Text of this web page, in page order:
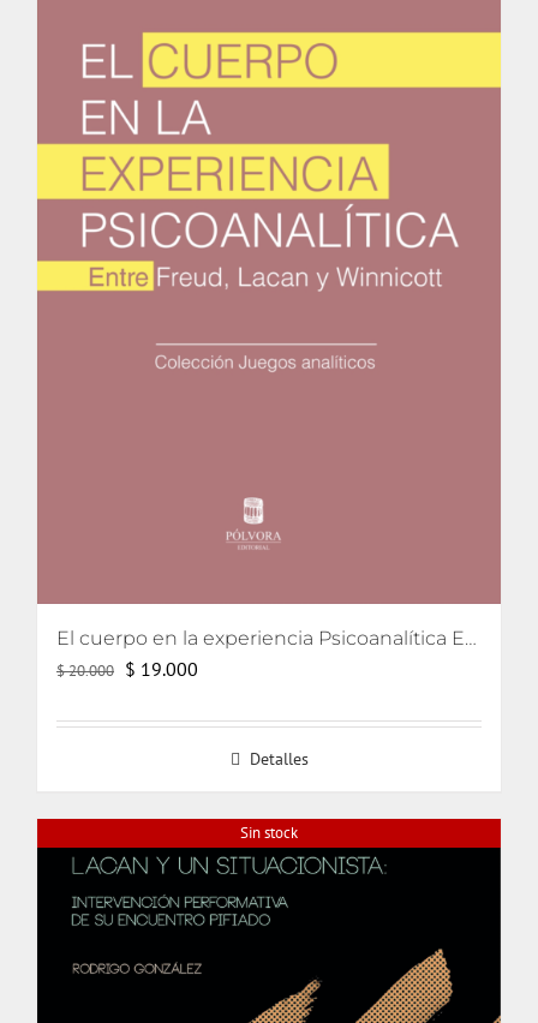
El cuerpo en la experiencia Psicoanalítica Entre Freud, Lacan y Winnicott
$20.000 El
original
$ 19.000
actual
Detalles
Sin stock